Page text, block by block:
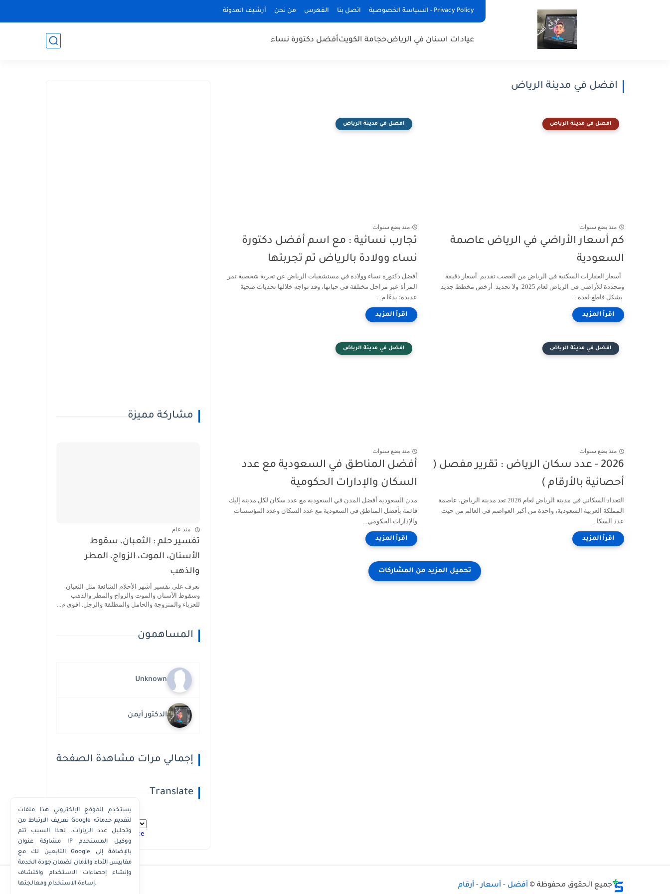
Privacy Policy - السياسة الخصوصية اتصل بنا الفهرس من نحن أرشيف المدونة
عيادات اسنان في الرياضحجامة الكويتأفضل دكتورة نساء
افضل في مدينة الرياض
افضل في مدينة الرياض
منذ بضع سنوات
كم أسعار الأراضي في الرياض عاصمة
السعودية
أسعار العقارات السكنية في الرياض من العصب تقديم أسعار دقيقة
ومحددة للأراضي في الرياض لعام 2025 ولا تحديد أرخص مخطط جديد
بشكل قاطع لعدة...
افضل في مدينة الرياض
منذ بضع سنوات
تجارب نسائية : مع اسم أفضل دكتورة
نساء وولادة بالرياض تم تجربتها
أفضل دكتورة نساء وولادة في مستشفيات الرياض عن تجربة شخصية تمر
المرأة عبر مراحل مختلفة في حياتها، وقد تواجه خلالها تحديات صحية
عديدة؛ بدءًا م...
افضل في مدينة الرياض
منذ بضع سنوات
2026 - عدد سكان الرياض : تقرير مفصل (
أحصائية بالأرقام )
التعداد السكاني في مدينة الرياض لعام 2026 تعد مدينة الرياض، عاصمة
المملكة العربية السعودية، واحدة من أكبر العواصم في العالم من حيث
عدد السكا...
افضل في مدينة الرياض
منذ بضع سنوات
أفضل المناطق في السعودية مع عدد
السكان والإدارات الحكومية
مدن السعودية أفضل المدن في السعودية مع عدد سكان لكل مدينة إليك
قائمة بأفضل المناطق في السعودية مع عدد السكان وعدد المؤسسات
والإدارات الحكومي...
مشاركة مميزة
منذ عام
تفسير حلم : الثعبان، سقوط
الأسنان، الموت، الزواج، المطر
والذهب
تعرف على تفسير أشهر الأحلام الشائعة مثل الثعبان
وسقوط الأسنان والموت والزواج والمطر والذهب
للعزباء والمتزوجة والحامل والمطلقة والرجل. اقوى م...
المساهمون
Unknown
الدكتور أيمن
إجمالي مرات مشاهدة الصفحة
Translate
Powered by Translate
جميع الحقوق محفوظة © أفضل - أسعار - أرقام
يستخدم الموقع الإلكتروني هذا ملفات
تعريف الارتباط من Google لتقديم خدماته
وتحليل عدد الزيارات. لهذا السبب تتم
مشاركة عنوان IP ووكيل المستخدم
التابعين لك مع Google بالإضافة إلى
مقاييس الأداء والأمان لضمان جودة الخدمة
وإنشاء إحصاءات الاستخدام واكتشاف
إساءة الاستخدام ومعالجتها.